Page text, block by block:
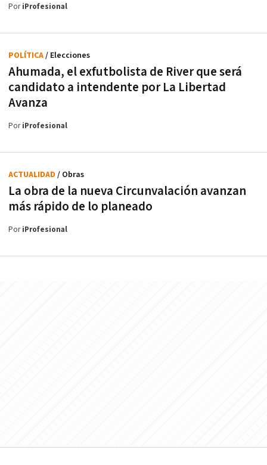
PoriProfesional
Ahumada, el exfutbolista de River que será
candidato a intendente por La Libertad
Avanza
POLÍTICA/ Elecciones
PoriProfesional
La obra de la nueva Circunvalación avanzan
más rápido de lo planeado
ACTUALIDAD / Obras
PoriProfesional